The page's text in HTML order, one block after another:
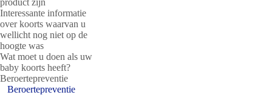
product zijn
Interessante informatie
over koorts waarvan u
wellicht nog niet op de
hoogte was
Wat moet u doen als uw
baby koorts heeft?
Beroertepreventie
Beroertepreventie